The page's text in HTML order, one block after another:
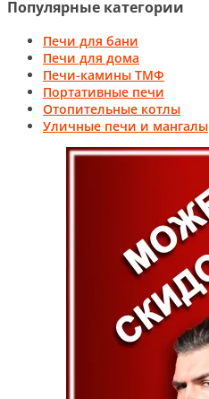
Популярные категории
Печи для бани
Печи для дома
Печи-камины ТМФ
Портативные печи
Отопительные котлы
Уличные печи и мангалы